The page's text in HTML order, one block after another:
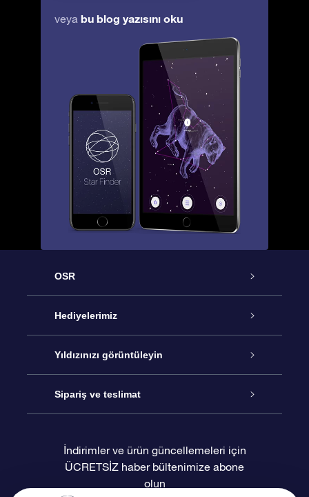
veya bu blog yazısını oku
OSR
Hizmet
İletişim
Blogu
Değerlendirmeler
Hediyelerimiz
Çevrimiçi Yıldız Hediyesi
OSR Hediye Paketi
OSR Hediye Kartı
Yıldızınızı görüntüleyin
Star Register
Kişiselleştirilmiş Yıldız Sayfası
Sipariş ve teslimat
Ödeme bilgileri
İndirimler ve ürün güncellemeleri için
ÜCRETSİZ haber bültenimize abone
olun